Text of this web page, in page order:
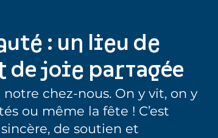
: un lieu de
de joie partagée
chez-nous. On y vit, on y
ou même la fête ! C’est
de soutien et